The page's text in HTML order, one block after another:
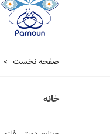
صفحه نخست >
خانه